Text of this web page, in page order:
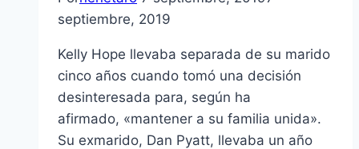
septiembre, 2019
Kelly Hope llevaba separada de su marido
cinco años cuando tomó una decisión
desinteresada para, según ha
afirmado, «mantener a su familia unida».
Su exmarido, Dan Pyatt, llevaba un año